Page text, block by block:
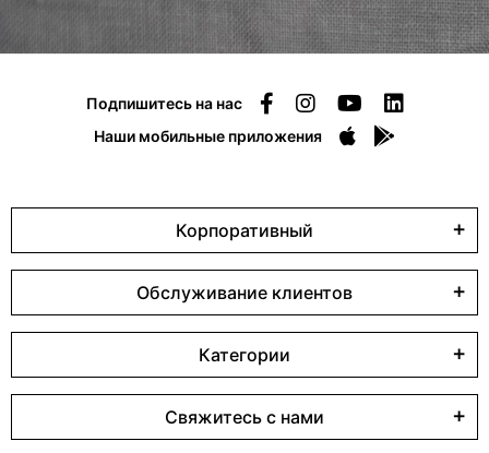
Подпишитесь на нас
Наши мобильные приложения
Корпоративный
Обслуживание клиентов
Категории
Свяжитесь с нами